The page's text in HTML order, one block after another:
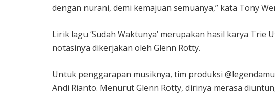
dengan nurani, demi kemajuan semuanya,” kata Tony
Lirik lagu ‘Sudah Waktunya’ merupakan hasil karya Trie
notasinya dikerjakan oleh Glenn Rotty.
Untuk penggarapan musiknya, tim produksi
Andi Rianto. Menurut Glenn Rotty, dirinya merasa